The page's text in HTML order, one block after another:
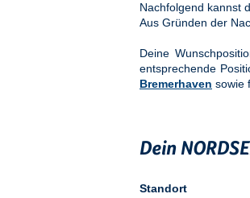
Nachfolgend kannst
Aus Gründen der
Deine
entsprechende
Bremerhaven sowie
Dein
Standort